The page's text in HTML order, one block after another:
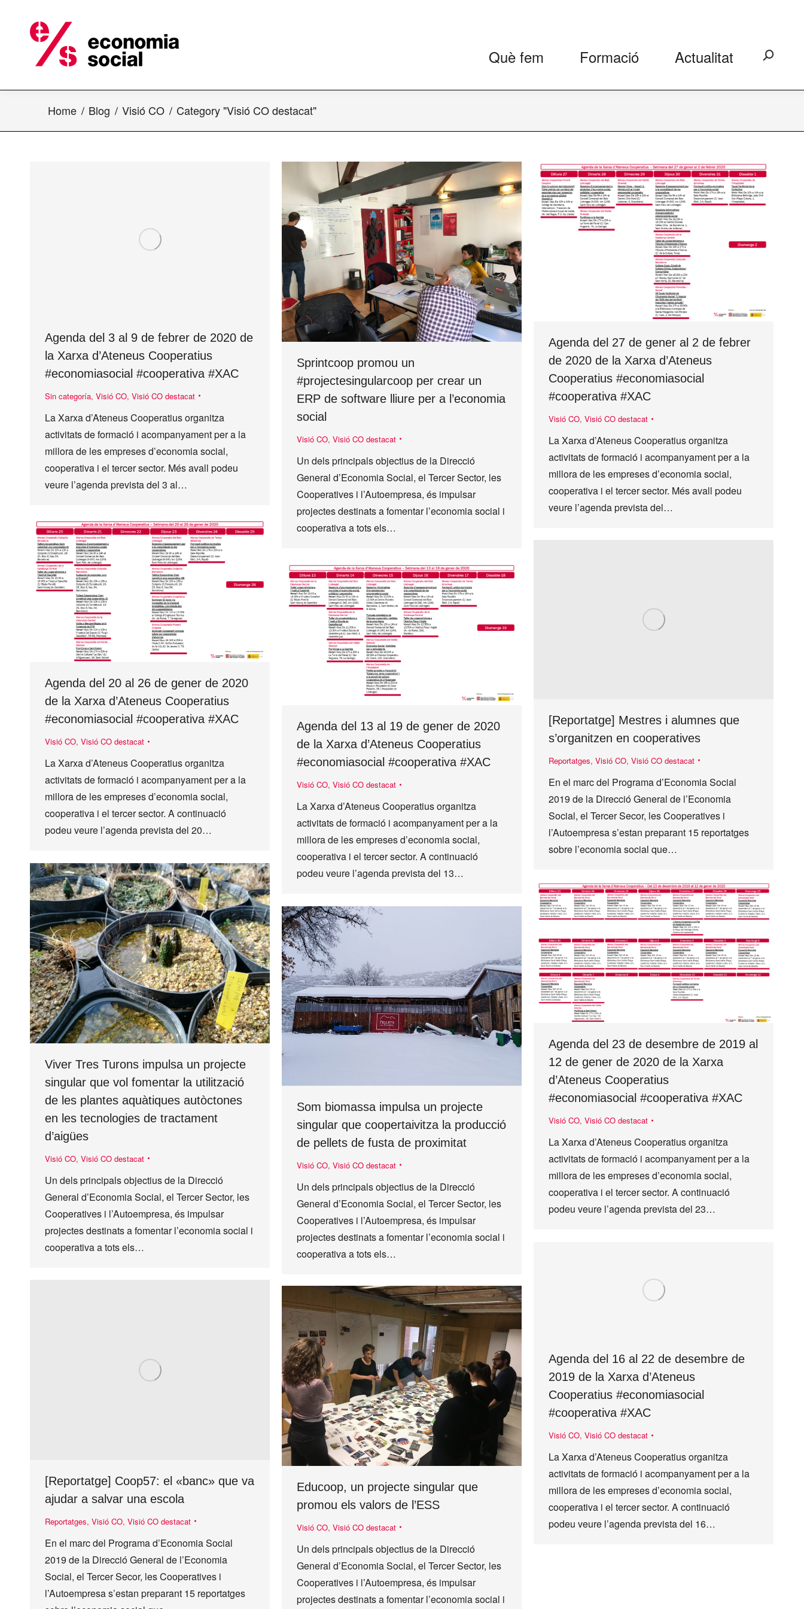
Què fem Formació Actualitat Search:
Home Blog Visió CO Category "Visió CO destacat"
Agenda del 3 al 9 de febrer de 2020 de
la Xarxa d’Ateneus Cooperatius
#economiasocial #cooperativa #XAC
Sin categoría, Visió CO, Visió CO destacat
La Xarxa d’Ateneus Cooperatius organitza
activitats de formació i acompanyament per a la
millora de les empreses d’economia social,
cooperativa i el tercer sector. Més avall podeu
veure l’agenda prevista del 3 al…
Sprintcoop promou un
#projectesingularcoop per crear un
ERP de software lliure per a l’economia
social
Visió CO, Visió CO destacat
Un dels principals objectius de la Direcció
General d’Economia Social, el Tercer Sector, les
Cooperatives i l’Autoempresa, és impulsar
projectes destinats a fomentar l’economia social i
cooperativa a tots els…
Agenda del 27 de gener al 2 de febrer
de 2020 de la Xarxa d’Ateneus
Cooperatius #economiasocial
#cooperativa #XAC
Visió CO, Visió CO destacat
La Xarxa d’Ateneus Cooperatius organitza
activitats de formació i acompanyament per a la
millora de les empreses d’economia social,
cooperativa i el tercer sector. Més avall podeu
veure l’agenda prevista del…
Agenda del 20 al 26 de gener de 2020
de la Xarxa d’Ateneus Cooperatius
#economiasocial #cooperativa #XAC
Visió CO, Visió CO destacat
La Xarxa d’Ateneus Cooperatius organitza
activitats de formació i acompanyament per a la
millora de les empreses d’economia social,
cooperativa i el tercer sector. A continuació
podeu veure l’agenda prevista del 20…
[Reportatge] Mestres i alumnes que
s’organitzen en cooperatives
Reportatges, Visió CO, Visió CO destacat
En el marc del Programa d’Economia Social
2019 de la Direcció General de l’Economia
Social, el Tercer Secor, les Cooperatives i
l’Autoempresa s’estan preparant 15 reportatges
sobre l’economia social que…
Agenda del 13 al 19 de gener de 2020
de la Xarxa d’Ateneus Cooperatius
#economiasocial #cooperativa #XAC
Visió CO, Visió CO destacat
La Xarxa d’Ateneus Cooperatius organitza
activitats de formació i acompanyament per a la
millora de les empreses d’economia social,
cooperativa i el tercer sector. A continuació
podeu veure l’agenda prevista del 13…
Viver Tres Turons impulsa un projecte
singular que vol fomentar la utilització
de les plantes aquàtiques autòctones
en les tecnologies de tractament
d’aigües
Visió CO, Visió CO destacat
Un dels principals objectius de la Direcció
General d’Economia Social, el Tercer Sector, les
Cooperatives i l’Autoempresa, és impulsar
projectes destinats a fomentar l’economia social i
cooperativa a tots els…
Agenda del 23 de desembre de 2019 al
12 de gener de 2020 de la Xarxa
d’Ateneus Cooperatius
#economiasocial #cooperativa #XAC
Visió CO, Visió CO destacat
La Xarxa d’Ateneus Cooperatius organitza
activitats de formació i acompanyament per a la
millora de les empreses d’economia social,
cooperativa i el tercer sector. A continuació
podeu veure l’agenda prevista del 23…
Som biomassa impulsa un projecte
singular que coopertaivitza la producció
de pellets de fusta de proximitat
Visió CO, Visió CO destacat
Un dels principals objectius de la Direcció
General d’Economia Social, el Tercer Sector, les
Cooperatives i l’Autoempresa, és impulsar
projectes destinats a fomentar l’economia social i
cooperativa a tots els…
Agenda del 16 al 22 de desembre de
2019 de la Xarxa d’Ateneus
Cooperatius #economiasocial
#cooperativa #XAC
Visió CO, Visió CO destacat
La Xarxa d’Ateneus Cooperatius organitza
activitats de formació i acompanyament per a la
millora de les empreses d’economia social,
cooperativa i el tercer sector. A continuació
podeu veure l’agenda prevista del 16…
[Reportatge] Coop57: el «banc» que va
ajudar a salvar una escola
Reportatges, Visió CO, Visió CO destacat
En el marc del Programa d’Economia Social
2019 de la Direcció General de l’Economia
Social, el Tercer Secor, les Cooperatives i
l’Autoempresa s’estan preparant 15 reportatges
Educoop, un projecte singular que
promou els valors de l’ESS
Visió CO, Visió CO destacat
Un dels principals objectius de la Direcció
General d’Economia Social, el Tercer Sector, les
Cooperatives i l’Autoempresa, és impulsar
projectes destinats a fomentar l’economia social i